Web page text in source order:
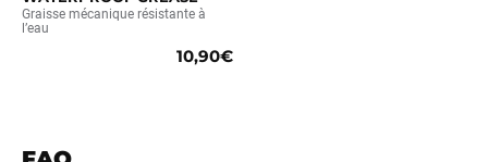
Graisse mécanique résistante à
l’eau
10,90€